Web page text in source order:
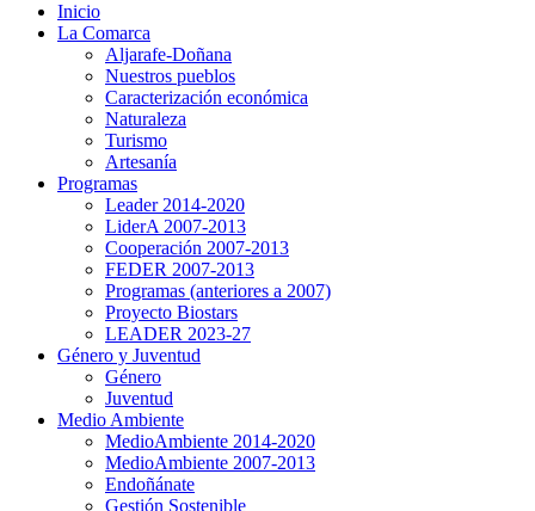
Inicio
La Comarca
Aljarafe-Doñana
Nuestros pueblos
Caracterización económica
Naturaleza
Turismo
Artesanía
Programas
Leader 2014-2020
LiderA 2007-2013
Cooperación 2007-2013
FEDER 2007-2013
Programas (anteriores a 2007)
Proyecto Biostars
LEADER 2023-27
Género y Juventud
Género
Juventud
Medio Ambiente
MedioAmbiente 2014-2020
MedioAmbiente 2007-2013
Endoñánate
Gestión Sostenible